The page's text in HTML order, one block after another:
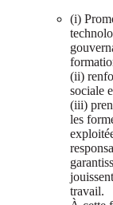
(i)
(ii)
sociale
(iii)
les
travail.